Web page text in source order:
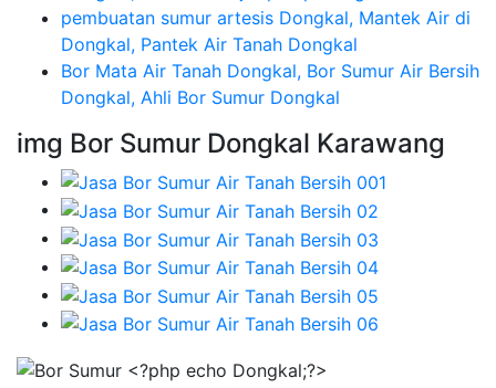
pembuatan sumur artesis Dongkal, Mantek Air di
Dongkal, Pantek Air Tanah Dongkal
Bor Mata Air Tanah Dongkal, Bor Sumur Air Bersih
Dongkal, Ahli Bor Sumur Dongkal
img Bor Sumur Dongkal Karawang